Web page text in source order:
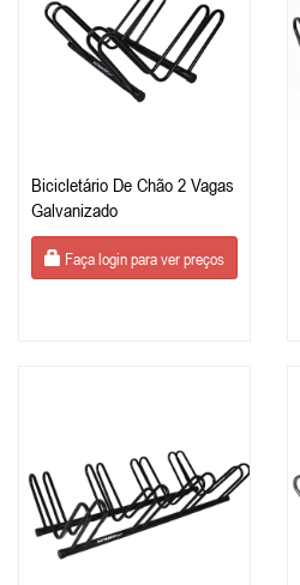
Bicicletário De Chão 2 Vagas
Galvanizado
Faça login para ver preços